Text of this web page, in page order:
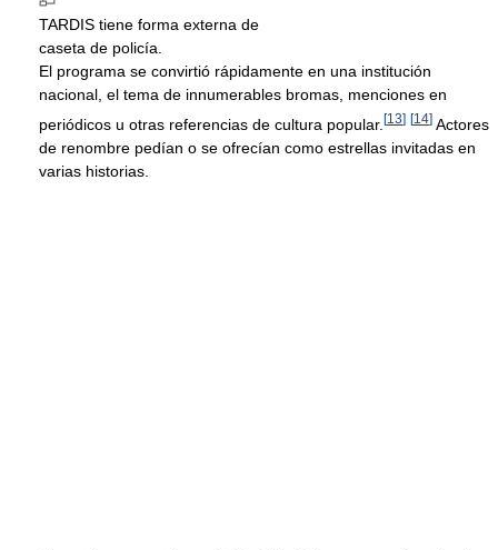
TARDIS tiene forma externa de
caseta de policía.
El programa se convirtió rápidamente en una institución
nacional, el tema de innumerables bromas, menciones en
periódicos u otras referencias de cultura popular. [13] [14] Actores
de renombre pedían o se ofrecían como estrellas invitadas en
varias historias.